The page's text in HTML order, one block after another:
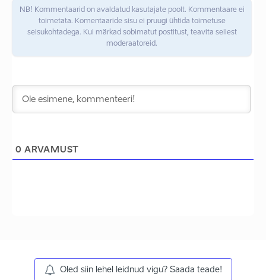
NB! Kommentaarid on avaldatud kasutajate poolt. Kommentaare ei
toimetata. Komentaaride sisu ei pruugi ühtida toimetuse
seisukohtadega. Kui märkad sobimatut postitust, teavita sellest
moderaatoreid.
0 ARVAMUST
Oled siin lehel leidnud vigu? Saada teade!